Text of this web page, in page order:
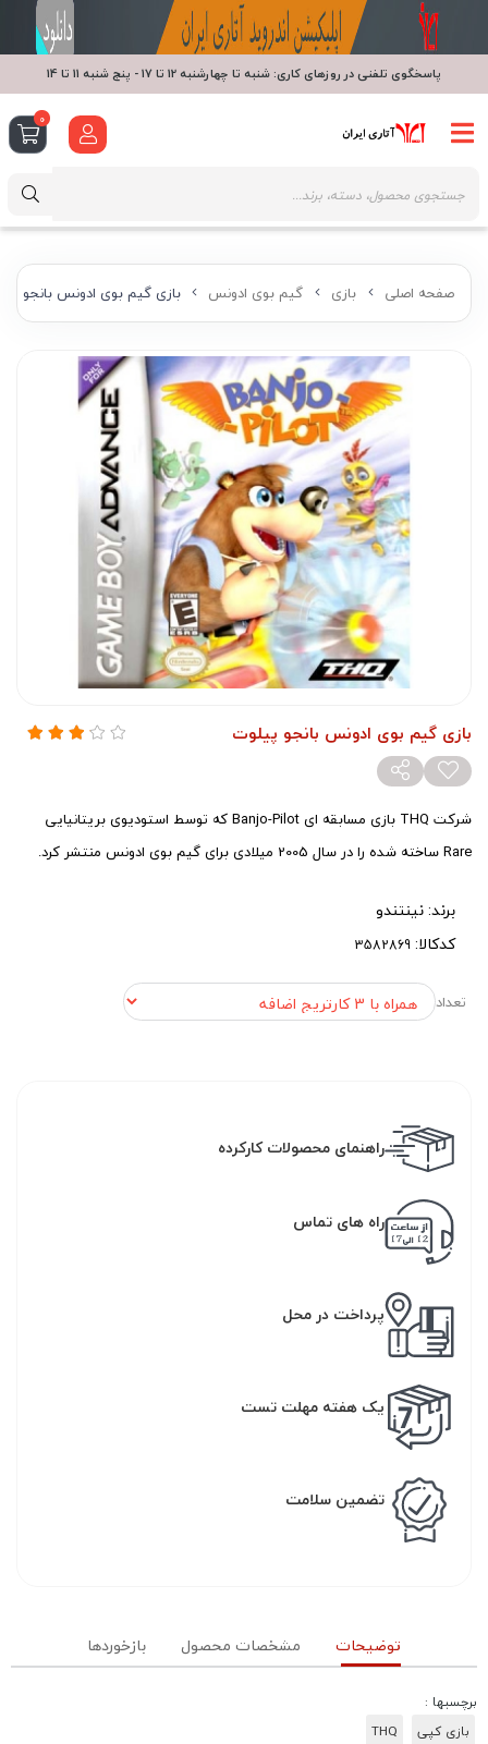
صفحه اصلی بازی گیم بوی ادونس بازی گیم بوی ادونس بانجو
بازی گیم بوی ادونس بانجو پیلوت
شرکت THQ بازی مسابقه ای Banjo-Pilot که توسط استودیوی بریتانیایی
Rare ساخته شده را در سال 2005 میلادی برای گیم بوی ادونس منتشر کرد.
برند:نینتندو
کدکالا:
تعداد
راهنمای محصولات کارکرده
راه های تماس
پرداخت در محل
یک هفته مهلت تست
تضمین سلامت
توضیحات مشخصات محصول بازخوردها
برچسبها :
بازی کپی
THQ
پاسخگوی تلفنی در روزهای کاری: شنبه تا چهارشنبه 12 تا 17 - پنج شنبه 11 تا 14
0